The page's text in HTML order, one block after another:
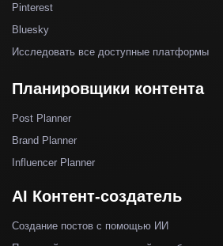
Pinterest
Bluesky
Исследовать все доступные платформы
Планировщики контента
Post Planner
Brand Planner
Influencer Planner
AI Контент-создатель
Создание постов с помощью ИИ